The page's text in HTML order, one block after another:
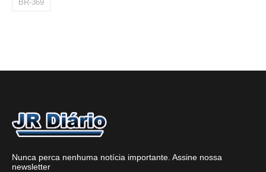
BR-369
Nunca perca nenhuma notícia importante. Assine nossa
newsletter